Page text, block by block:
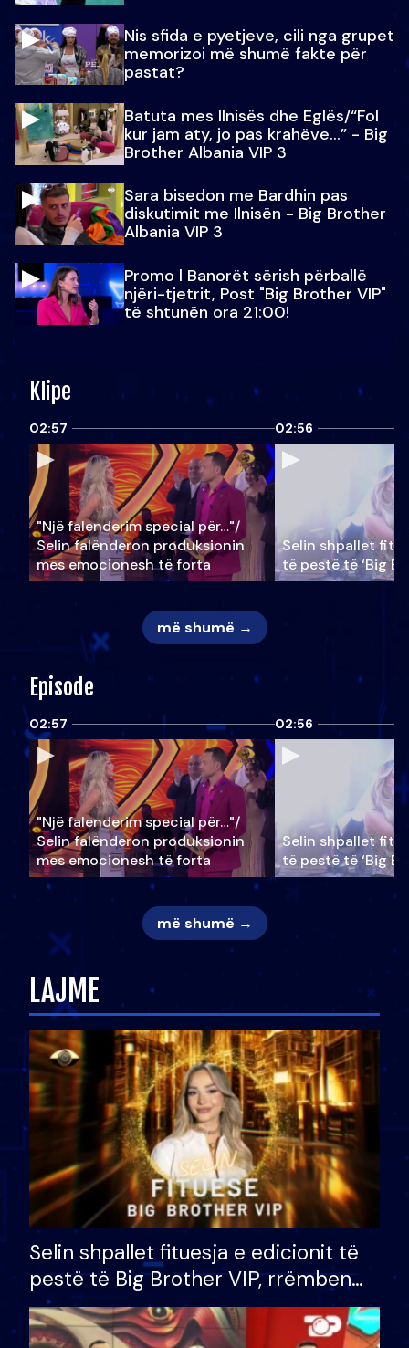
Nis sfida e pyetjeve, cili nga grupet
memorizoi më shumë fakte për
pastat?
Batuta mes Ilnisës dhe Eglës/“Fol
kur jam aty, jo pas krahëve…” - Big
Brother Albania VIP 3
Sara bisedon me Bardhin pas
diskutimit me Ilnisën - Big Brother
Albania VIP 3
Promo l Banorët sërish përballë
njëri-tjetrit, Post "Big Brother VIP"
të shtunën ora 21:00!
Klipe
02:57
"Një falenderim special për…"/
Selin falënderon produksionin
mes emocionesh të forta
02:56
Selin shpallet
të pestë të ‘Big
më shumë →
Episode
02:57
"Një falenderim special për…"/
Selin falënderon produksionin
mes emocionesh të forta
02:56
Selin shpallet
të pestë të ‘Big
më shumë →
LAJME
Selin shpallet fituesja e edicionit të
pestë të Big Brother VIP, rrëmben
çmimin e madh prej 100 mijë eurosh